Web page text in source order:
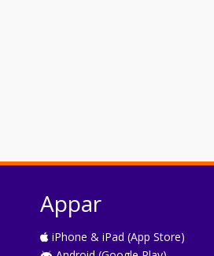
Appar
iPhone & iPad (App Store)